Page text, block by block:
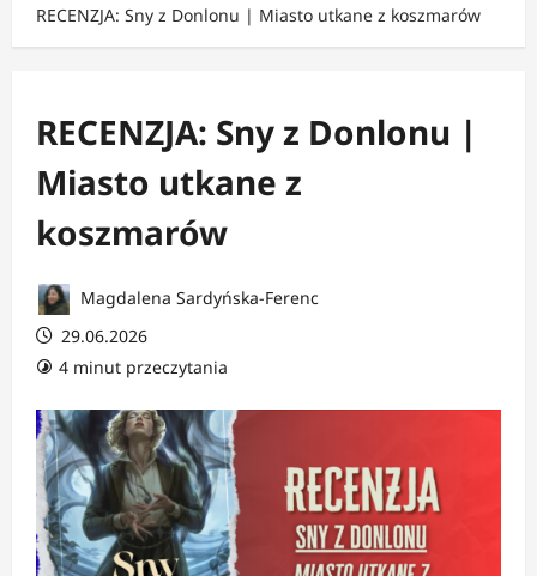
RECENZJA: Sny z Donlonu | Miasto utkane z koszmarów
RECENZJA: Sny z Donlonu |
Miasto utkane z
koszmarów
Magdalena Sardyńska-Ferenc
29.06.2026
4 minut przeczytania